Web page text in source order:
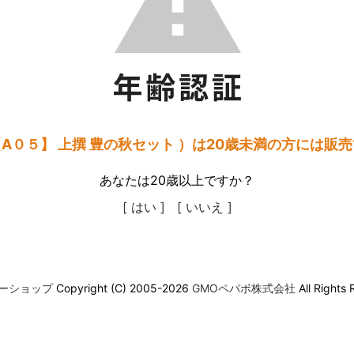
０５】 上撰 豊の秋セット ）は20歳未満の方には販売
あなたは20歳以上ですか？
[ はい ]
[ いいえ ]
ショップCopyright (C) 2005-2026 GMOペパボ株式会社 All Rights